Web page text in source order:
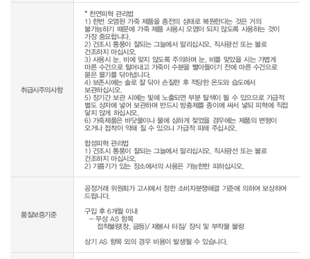
취급시주의사항
* 천연피혁 관리법
1) 한번 오염된 가죽 제품을 종전의 상태로 복원한다는 것은 거의
불가능하기 때문에 가죽 제품 사용시 오염이 되지 않도록 사용하는 것이
가장 중요합니다.
2) 건조시 통풍이 잘되는 그늘에서 말리십시오. 직사광선 또는 불로
건조하지 마십시오.
3) 사용시 눈, 비에 맞지 않도록 주의하며 눈, 비를 맞았을 시는 가볍게
마른 수건으로 털어내고 가죽이 수분을 빨아들이기 전에 마른 수건으로
묻은 물기를 닦아냅니다.
4) 보존시에는 솔로 잘 닦아 손질한 후 적당한 온도와 습도에서
보관하십시오.
5) 장기간 보관 시에는 빛에 노출되면 부분 탈색이 될 수 있으므로 가급적
별도 상자에 넣어 보관하며 반드시 방충제를 종이에 싸서 넣되 피혁에 직접
닿지 않게 하십시오.
6) 가죽제품은 바닷물이나 물에 심하게 젖었을 경우에는 제품의 변형이
오거나 접착이 약해 질 수 있으니 가급적 피해 주십시오.
합성피혁 관리법
1) 건조시 통풍이 잘되는 그늘에서 말리십시오. 직사광선 또는 불로
건조하지 마십시오.
2) 기름기가 있는 장소에서의 사용은 가능한한 피하십시오.
품질보증기준
공정거래 위원회가 고시에서 정한 소비자분쟁해결 기준에 의하여 보상하여
드립니다.
구입 후 6개월 이내
  - 무상 AS 항목
상기 AS 항목 외의 경우 비용이 발생될 수 있습니다.